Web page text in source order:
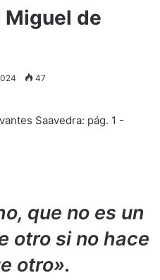
Miguel de
47
que no es un
otro si no hace
otro».